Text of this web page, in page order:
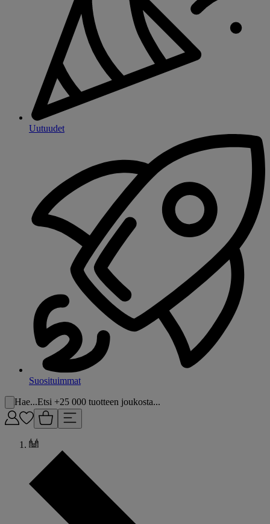
Uutuudet
Suosituimmat
Hae...Etsi +25 000 tuotteen joukosta...